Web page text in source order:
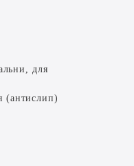
для
(антислип)